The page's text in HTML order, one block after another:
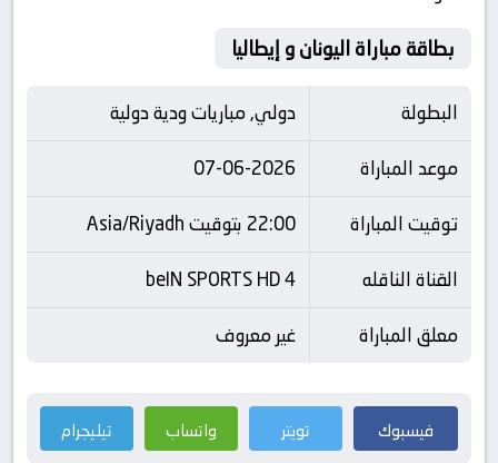
بطاقة مباراة اليونان و إيطاليا
البطولة
دولي, مباريات ودية دولية
موعد المباراة
07-06-2026
توقيت المباراة
22:00 بتوقيت Asia/Riyadh
القناة الناقله
beIN SPORTS HD 4
معلق المباراة
غير معروف
فيسبوك تويتر واتساب تيليجرام